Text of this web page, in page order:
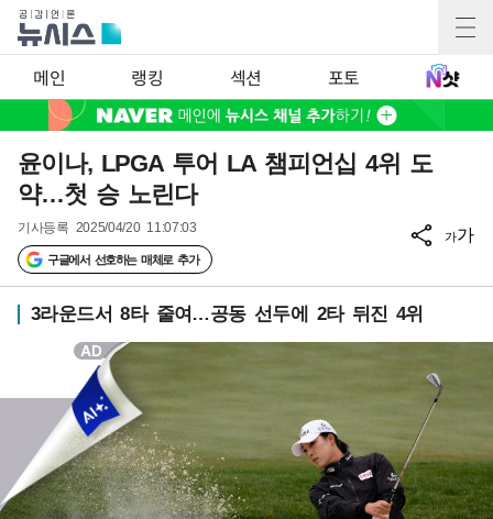
메인 랭킹 섹션 포토
윤이나, LPGA 투어 LA 챔피언십 4위 도
약…첫 승 노린다
기사등록 2025/04/20 11:07:03
구글에서 선호하는 매체로 추가
가가
3라운드서 8타 줄여…공동 선두에 2타 뒤진 4위